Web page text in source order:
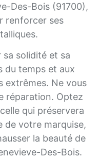
Des-Bois (91700),
renforcer ses
solidité et sa
du temps et aux
extrêmes. Ne vous
réparation. Optez
qui préservera
de votre marquise,
la beauté de
Des-Bois.